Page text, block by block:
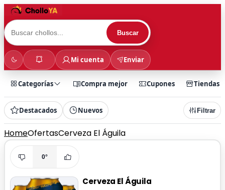
Buscar
Mi cuenta Enviar
Categorías Compra mejor Cupones Tiendas
Destacados Nuevos Filtrar
HomeOfertasCerveza El Águila
0°
Cerveza El Águila